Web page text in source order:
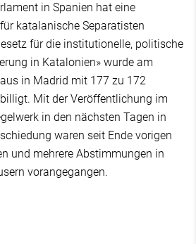
in Spanien hat eine
katalanische Separatisten
für die institutionelle, politische
in Katalonien» wurde am
in Madrid mit 177 zu 172
Mit der Veröffentlichung im
in den nächsten Tagen in
waren seit Ende vorigen
und mehrere Abstimmungen in
vorangegangen.